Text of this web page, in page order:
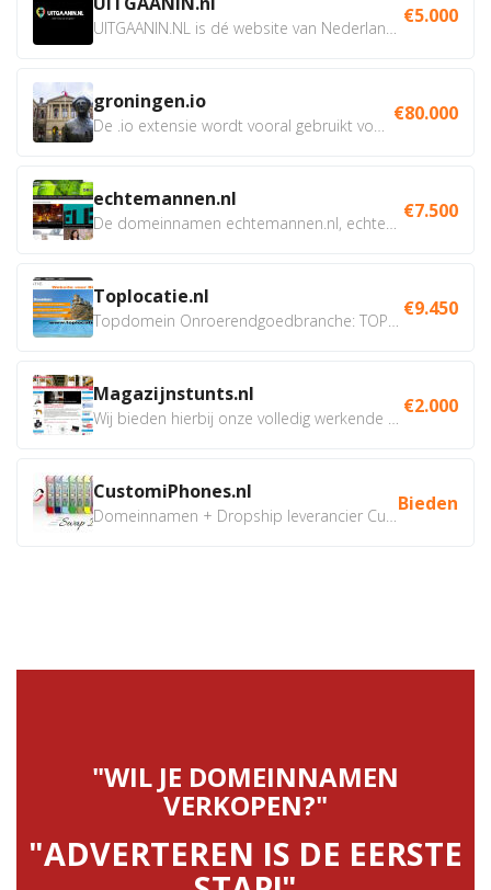
€5.000
groningen.io €80.000
echtemannen.nl €7.500
Toplocatie.nl €9.450
Magazijnstunts.nl €2.000
CustomiPhones.nl Bieden
"WIL JE DOMEINNAMEN
VERKOPEN?"
"ADVERTEREN IS DE EERSTE